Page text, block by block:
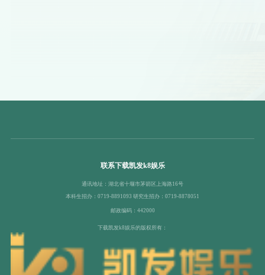
联系下载凯发k8娱乐
通讯地址：湖北省十堰市茅箭区上海路16号
本科生招办：0719-8891093 研究生招办：0719-8878051
邮政编码：442000
下载凯发k8娱乐的版权所有：